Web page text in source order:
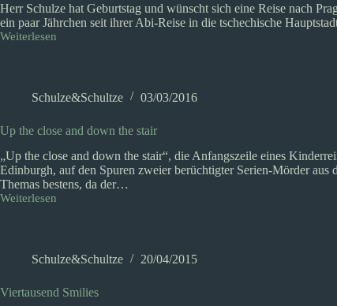
Herr Schulze hat Geburtstag und wünscht sich eine Reise nach
ein paar Jährchen seit ihrer Abi-Reise in die tschechische
Weiterlesen
Prager
EditionSchulze&Schultze 03/03/2016
Up the close and down the stair
„Up the close and down the stair“, die Anfangszeile eines
Edinburgh, auf den Spuren zweier berüchtigter Serien-Mörder aus
Themas bestens, da der…
Weiterlesen
Up
Schulze&Schultze 20/04/2015
Viertausend Smilies